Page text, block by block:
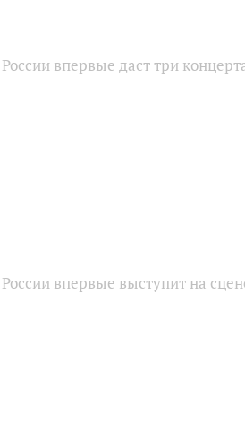
впервые даст три
впервые выступит на